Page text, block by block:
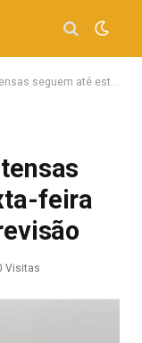
sexta-feira no Tocantins; veja previsão
feira
Visitas